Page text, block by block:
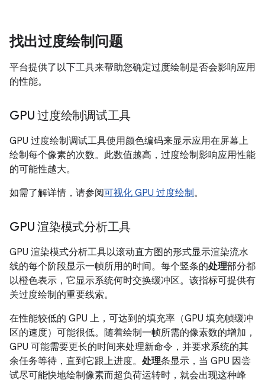
找出过度绘制问题
平台提供了以下工具来帮助您确定过度绘制是否会影响应用
的性能。
GPU 过度绘制调试工具
GPU 过度绘制调试工具使用颜色编码来显示应用在屏幕上
绘制每个像素的次数。此数值越高，过度绘制影响应用性能
的可能性越大。
如需了解详情，请参阅可视化 GPU 过度绘制。
GPU 渲染模式分析工具
GPU 渲染模式分析工具以滚动直方图的形式显示渲染流水
线的每个阶段显示一帧所用的时间。每个竖条的处理部分都
以橙色表示，它显示系统何时交换缓冲区。该指标可提供有
关过度绘制的重要线索。
在性能较低的 GPU 上，可达到的填充率（GPU 填充帧缓冲
区的速度）可能很低。随着绘制一帧所需的像素数的增加，
GPU 可能需要更长的时间来处理新命令，并要求系统的其
余任务等待，直到它跟上进度。 处理条显示，当 GPU 因尝
试尽可能快地绘制像素而超负荷运转时，就会出现这种峰